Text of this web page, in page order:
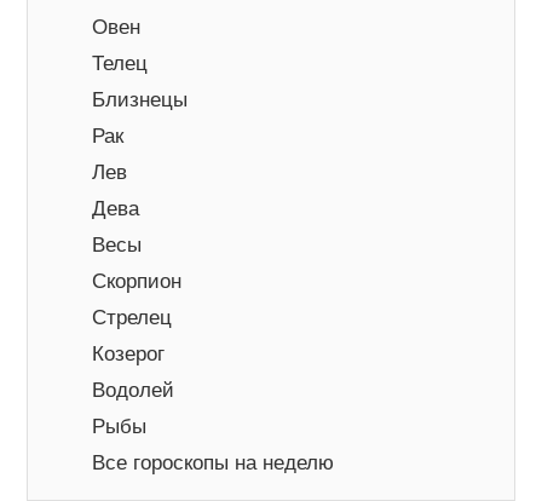
Овен
Телец
Близнецы
Рак
Лев
Дева
Весы
Скорпион
Стрелец
Козерог
Водолей
Рыбы
Все гороскопы на неделю